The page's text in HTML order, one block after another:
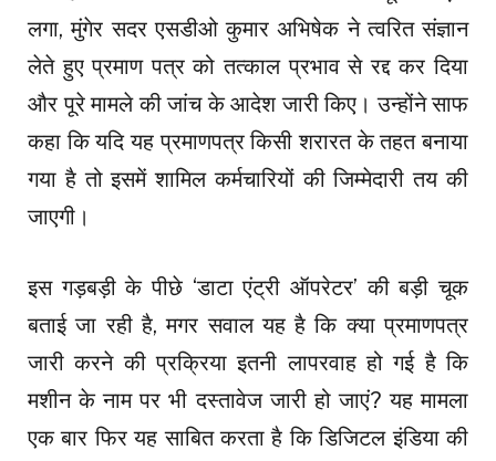
लगा, मुंगेर सदर एसडीओ कुमार अभिषेक ने त्वरित संज्ञान
लेते हुए प्रमाण पत्र को तत्काल प्रभाव से रद्द कर दिया
और पूरे मामले की जांच के आदेश जारी किए। उन्होंने साफ
कहा कि यदि यह प्रमाणपत्र किसी शरारत के तहत बनाया
गया है तो इसमें शामिल कर्मचारियों की जिम्मेदारी तय की
जाएगी।
इस गड़बड़ी के पीछे ‘डाटा एंट्री ऑपरेटर’ की बड़ी चूक
बताई जा रही है, मगर सवाल यह है कि क्या प्रमाणपत्र
जारी करने की प्रक्रिया इतनी लापरवाह हो गई है कि
मशीन के नाम पर भी दस्तावेज जारी हो जाएं? यह मामला
एक बार फिर यह साबित करता है कि डिजिटल इंडिया की